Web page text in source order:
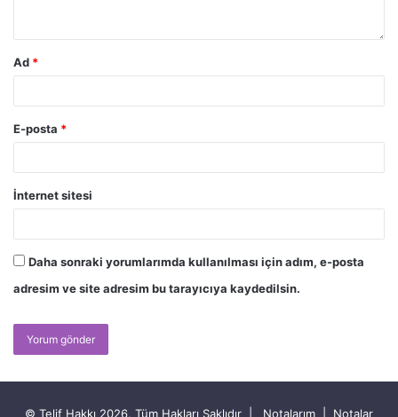
Ad *
E-posta *
İnternet sitesi
Daha sonraki yorumlarımda kullanılması için adım, e-posta
adresim ve site adresim bu tarayıcıya kaydedilsin.
© Telif Hakkı 2026, Tüm Hakları Saklıdır | Notalarım Notalar